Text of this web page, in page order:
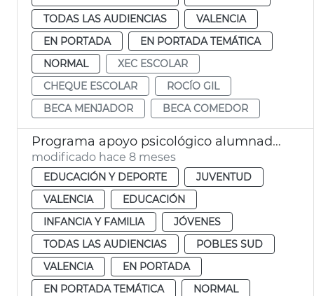
TODAS LAS AUDIENCIAS
VALENCIA
EN PORTADA
EN PORTADA TEMÁTICA
NORMAL
XEC ESCOLAR
CHEQUE ESCOLAR
ROCÍO GIL
BECA MENJADOR
BECA COMEDOR
Programa apoyo psicológico alumnado dana València
modificado hace 8 meses
EDUCACIÓN Y DEPORTE
JUVENTUD
VALENCIA
EDUCACIÓN
INFANCIA Y FAMILIA
JÓVENES
TODAS LAS AUDIENCIAS
POBLES SUD
VALENCIA
EN PORTADA
EN PORTADA TEMÁTICA
NORMAL